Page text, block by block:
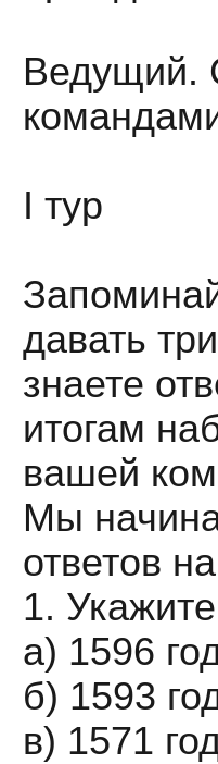
Ведущий.
I тур
давать
знаете
итогам
вашей
Мы
ответов
1.
а) 1596
б) 1593
в) 1571